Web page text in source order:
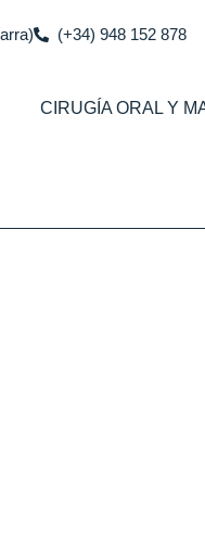
(+34) 948 152 878
CIRUGÍA ORAL Y